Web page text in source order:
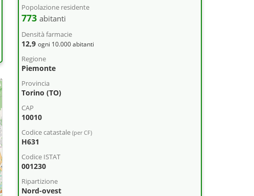
Popolazione residente
773 abitanti
Densità farmacie
12,9 ogni 10.000 abitanti
Regione
Piemonte
Provincia
Torino (TO)
CAP
10010
Codice catastale (per CF)
H631
Codice ISTAT
001230
Ripartizione
Nord-ovest